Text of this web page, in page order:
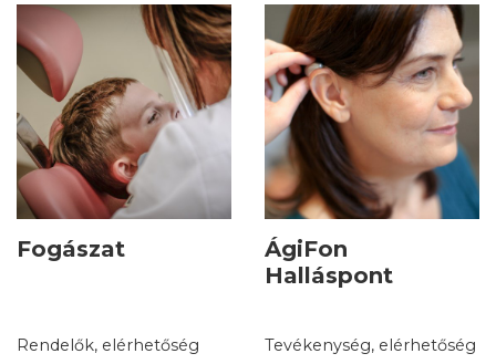
Fogászat
Rendelők, elérhetőség
ÁgiFon
Halláspont
Tevékenység, elérhetőség